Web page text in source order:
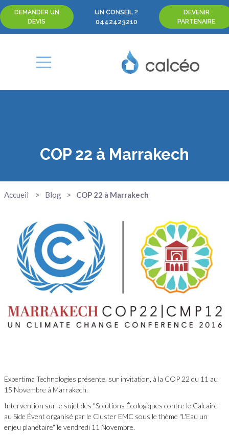
DEMANDER UN
DEVIS
UN CONSEIL ?
0442423210
DEVENIR
PARTENAIRE
COP 22 à Marrakech
Accueil Blog COP 22 à Marrakech
Expertima Technologies présente, sur invitation, à la COP 22 du 11 au
15 Novembre à Marrakech.
Intervention sur le sujet des "Solutions Écologiques contre le Calcaire"
au Side Évent organisé par le Cluster EMC sous le thème "L'Eau un
enjeu planétaire" le vendredi 11 Novembre.